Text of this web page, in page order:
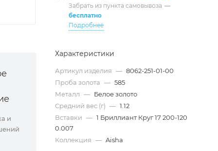
и
Забрать из пункта самовывоза —
бесплатно
Подробнее
Характеристики
Артикул изделия — 8062-251-01-00
Проба золота — 585
Металл — Белое золото
Средний вес (г) — 1.12
Вставки — 1 Бриллиант Круг 17 200-120
0.007
Коллекция — Aisha